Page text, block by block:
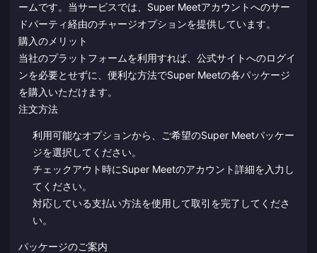
ームです。当サービスでは、Super Meetアカウントへのサー
ドパーティ経由のチャージオプションを提供しています。
購入のメリット
当社のプラットフォームを利用すれば、公式サイトへのログイ
ンを必要とせずに、便利な方法でSuper Meetの各パッケージ
を購入いただけます。
注文方法
利用可能なオプションから、ご希望のSuper Meetパッケー
ジを選択してください。
チェックアウト時にSuper Meetのアカウント詳細を入力し
てください。
対応している支払い方法を使用して取引を完了してくださ
い。
パッケージのご案内